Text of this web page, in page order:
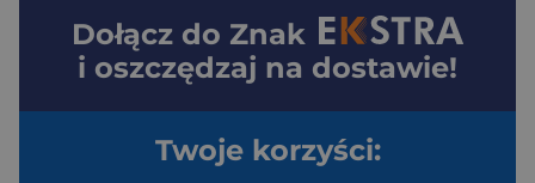
Dołącz do Znak
i oszczędzaj na dostawie!
Twoje korzyści: